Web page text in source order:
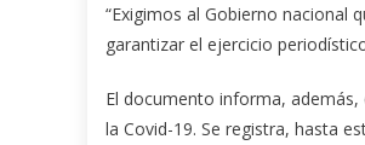
“Exigimos al Gobierno nacional
garantizar el ejercicio
El documento informa,
la Covid-19. Se registra, hasta